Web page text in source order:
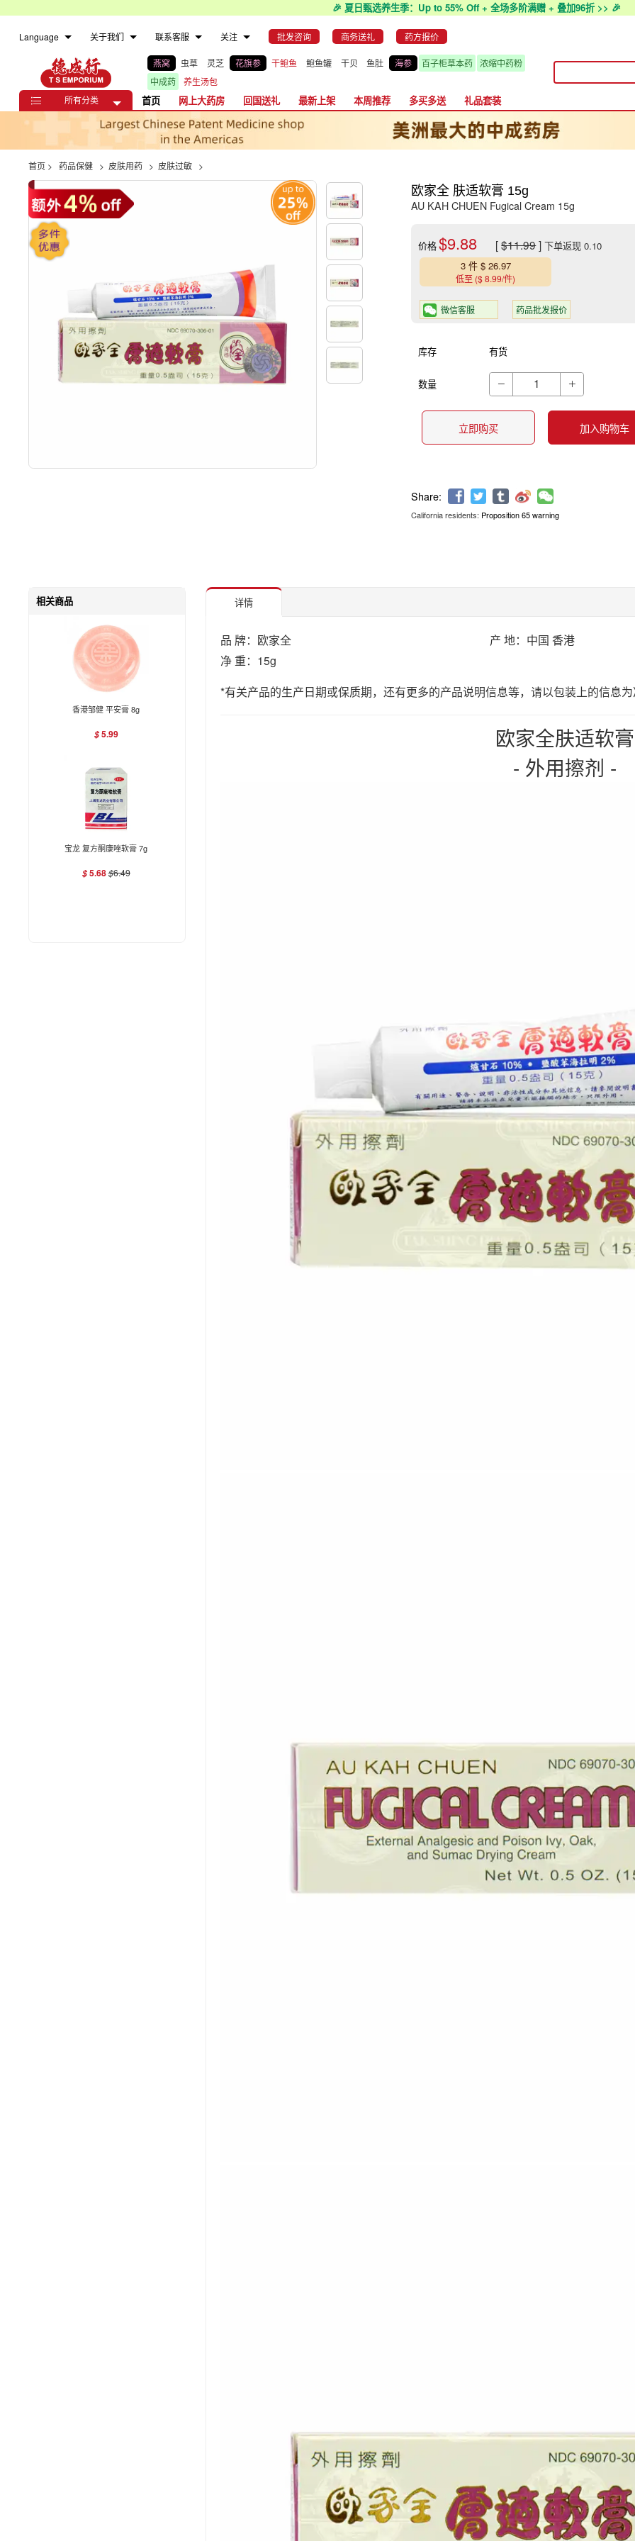
🎉 夏日甄选养生季：Up to 55% Off + 全场多阶满赠 + 叠加96折 >> 🎉
Language 关于我们 联系客服 关注 批发咨询 商务送礼 药方报价
燕窝 虫草 灵芝 花旗参 干鲍鱼 鲍鱼罐 干贝 鱼肚 海参 百子柜草本药
浓缩中药粉
中成药
养生汤包
 所有分类 首页 网上大药房 回国送礼 最新上架 本周推荐 多买多送 礼品套装
首页 > 药品保健 > 皮肤用药 > 皮肤过敏 >
欧家全 肤适软膏 15g
AU KAH CHUEN Fugical Cream 15g
价格$9.88 [$11.99]下单返现 0.10
3 件 $ 26.97
低至 ($ 8.99/件)
微信客服 药品批发报价
库存 有货
数量  
立即购买 加入购物车
California residents: Proposition 65 warning
相关商品
香港邹健 平安膏 8g
$5.99
宝龙 复方酮康唑软膏 7g
$5.68$6.49
详情
品 牌：欧家全
产 地：中国 香港
净 重：15g
*有关产品的生产日期或保质期，还有更多的产品说明信息等，请以包装上的信息
欧家全肤适软膏
- 外用擦剂 -